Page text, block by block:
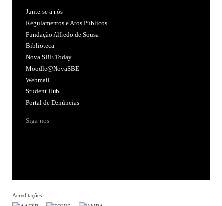
Junte-se a nós
Regulamentos e Atos Públicos
Fundação Alfredo de Sousa
Biblioteca
Nova SBE Today
Moodle@NovaSBE
Webmail
Student Hub
Portal de Denúncias
Siga-nos
Acreditações: